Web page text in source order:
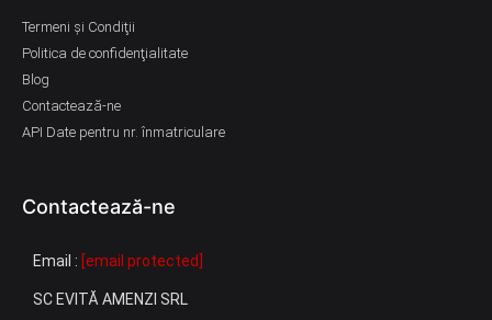
Termeni şi Condiţii
Politica de confidenţialitate
Blog
Contactează-ne
API Date pentru nr. înmatriculare
Contactează-ne
Email : [email protected]
SC EVITĂ AMENZI SRL